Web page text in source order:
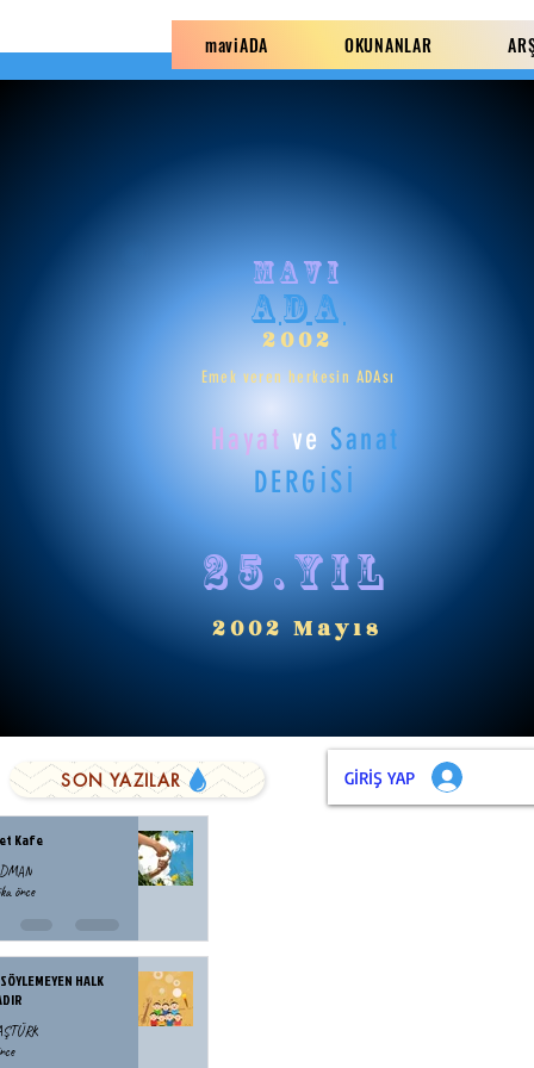
maviADA OKUNANLAR
GİRİŞ YAP
SON YAZILAR
Kafe
önce
HALK
mavi
ADA
2002
Hayat ve Sanat
DERGİSİ
Emek veren herkesin ADAsı
25.yıl
2002 Mayıs